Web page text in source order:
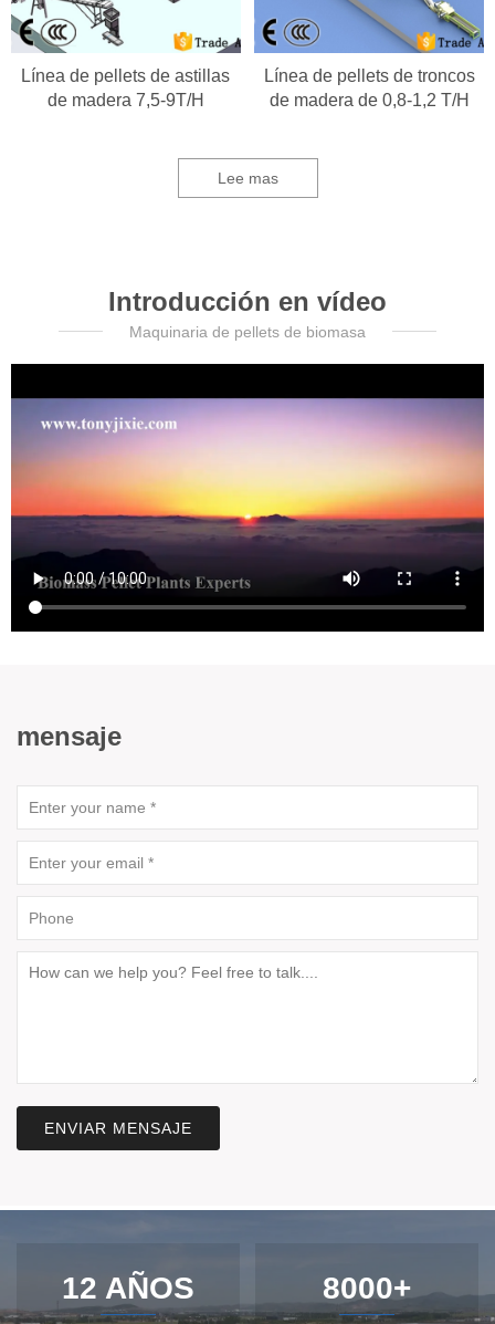
Línea de pellets de astillas
de madera 7,5-9T/H
Línea de pellets de troncos
de madera de 0,8-1,2 T/H
Lee mas
Introducción en vídeo
Maquinaria de pellets de biomasa
mensaje
ENVIAR MENSAJE
12 AÑOS 8000+